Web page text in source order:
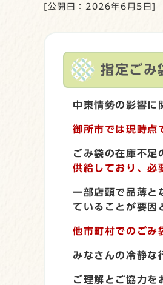
[公開日：2026年6月5日]
指定ごみ
中東情勢の影響に
御所市では現時点
ごみ袋の在庫不足
供給しており、必
一部店頭で品薄と
ていることが要因
他市町村でのごみ
みなさんの冷静な
ご理解とご協力を